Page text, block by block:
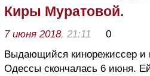
Киры Муратовой.
7 июня 2018, 21:11
0
Выдающийся кинорежиссер и
Одессы скончалась 6 июня.